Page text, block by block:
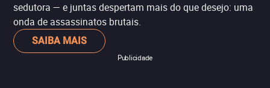
sedutora — e juntas despertam mais do que desejo: uma
onda de assassinatos brutais.
SAIBA MAIS
Publicidade